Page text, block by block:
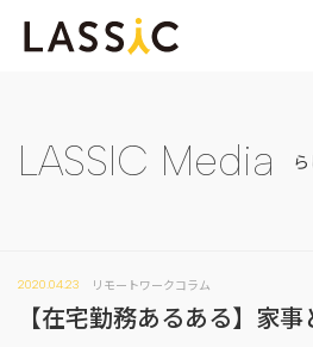
Company
会社概要
代表メッセージ
Remogu（リモグ）・リラシク
Remoguフリーランス
Sustainability TOP
LASSIC Media
2020.04.23 リモートワークコラム
【在宅勤務あるある】家